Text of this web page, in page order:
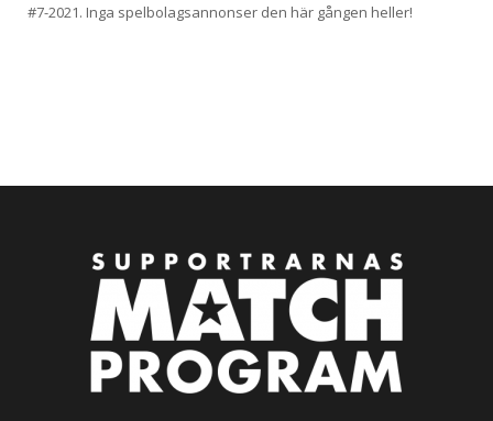
#7-2021. Inga spelbolagsannonser den här gången heller!